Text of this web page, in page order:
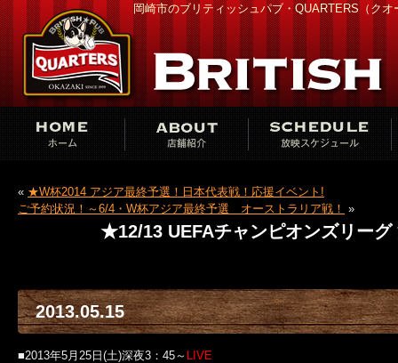
岡崎市のブリティッシュパブ・QUARTERS（クオ
« ★W杯2014 アジア最終予選！日本代表戦！応援イベント!
ご予約状況！～6/4・W杯アジア最終予選 オーストラリア戦！ »
★12/13 UEFAチャンピオンズリーグ
2013.05.15
■2013年5月25日(土)深夜3：45～ LIVE